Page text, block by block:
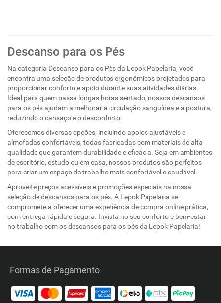
Descanso para os Pés
Na categoria Descanso para os Pés da Lepok Papelaria, você
encontra uma seleção de produtos ergonômicos projetados para
proporcionar conforto e apoio durante suas atividades diárias.
Ideal para quem passa longas horas sentado, nossos descansos
para os pés ajudam a melhorar a circulação sanguínea e a postura,
reduzindo o cansaço e o desconforto.
Oferecemos diversas opções, incluindo apoios ajustáveis e
almofadas confortáveis, todas fabricadas com materiais de alta
qualidade que garantem durabilidade e eficácia. Seja em ambientes
de escritório, estudo ou em casa, nossos produtos são perfeitos
para criar um espaço de trabalho mais confortável e saudável.
Aproveite preços acessíveis e promoções especiais na nossa
seleção de descansos para os pés. A Lepok Papelaria se
compromete a oferecer uma experiência de compra online prática,
com entrega rápida e segura. Invista no seu conforto e bem-estar
no trabalho com os descansos para os pés da Lepok Papelaria!
Formas de Pagamento